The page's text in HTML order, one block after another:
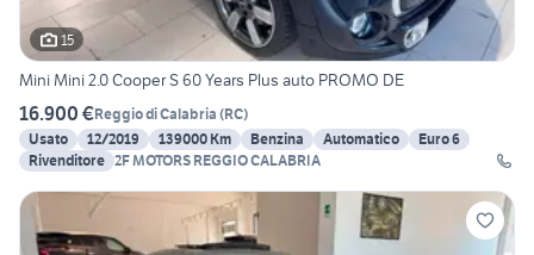
15
Mini Mini 2.0 Cooper S 60 Years Plus auto PROMO DE
16.900 €Reggio di Calabria (RC)
Usato
12/2019 139000 Km Benzina Automatico
Euro 6
Rivenditore 2F MOTORS REGGIO CALABRIA